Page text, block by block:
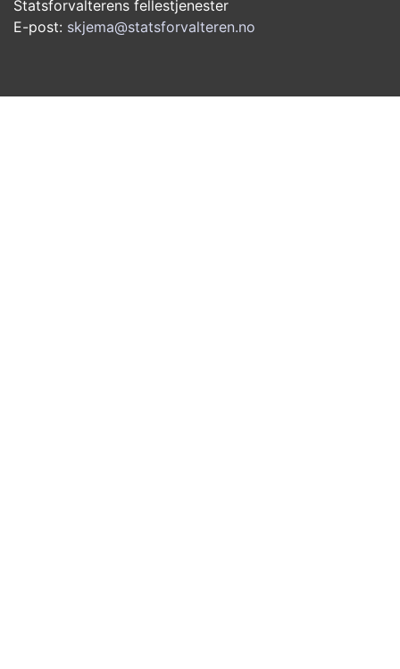
Statsforvalterens fellestjenester
E-post: skjema@statsforvalteren.no